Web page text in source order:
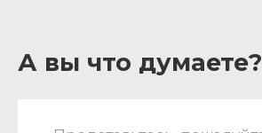
А вы что думаете?